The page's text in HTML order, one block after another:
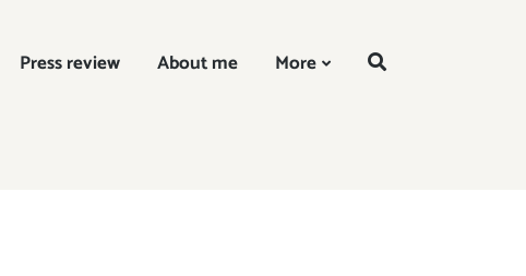
Press review About me More